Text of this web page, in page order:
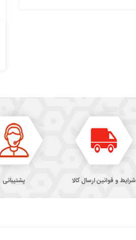
شرایط و قوانین ارسال کالا پشتیبانی